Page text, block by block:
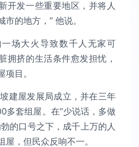
开发一些重要地区，并将人
的地方，” 他说。
一场大火导致数千人无家可
拥挤的生活条件愈发担忧，
项目。
建屋发展局成立，并在三年
多套组屋。在”少说话，多做
的口号之下，成千上万的人
屋，但民众反响不一。